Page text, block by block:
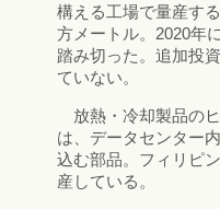
構える工場で量産す
方メートル。2020年
踏み切った。追加投
ていない。
放熱・冷却製品の
は、データセンター
込む部品。フィリピ
産している。